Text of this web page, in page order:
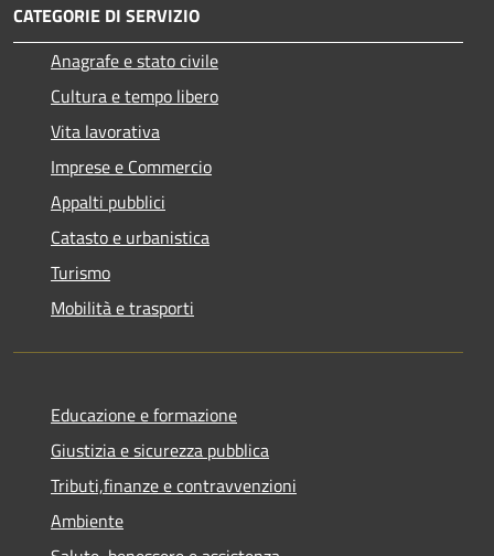
CATEGORIE DI SERVIZIO
Anagrafe e stato civile
Cultura e tempo libero
Vita lavorativa
Imprese e Commercio
Appalti pubblici
Catasto e urbanistica
Turismo
Mobilità e trasporti
Educazione e formazione
Giustizia e sicurezza pubblica
Tributi,finanze e contravvenzioni
Ambiente